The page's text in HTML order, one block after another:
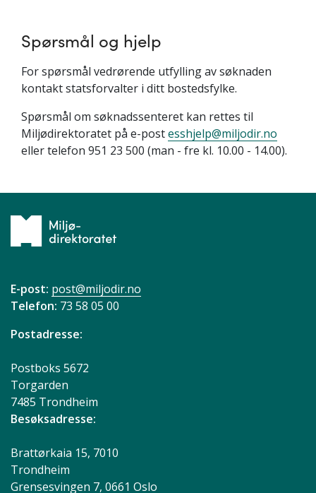
Spørsmål og hjelp
For spørsmål vedrørende utfylling av søknaden
kontakt statsforvalter i ditt bostedsfylke.
Spørsmål om søknadssenteret kan rettes til
Miljødirektoratet på e-postesshjelp@miljodir.no
eller telefon 951 23 500 (man - fre kl. 10.00 - 14.00).
E-post: post@miljodir.no
Telefon: 73 58 05 00
Postadresse:
Postboks 5672
Torgarden
7485 Trondheim
Besøksadresse:
Brattørkaia 15, 7010
Trondheim
Grensesvingen 7, 0661 Oslo